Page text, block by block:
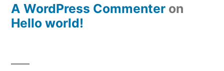
A WordPress Commenter on
Hello world!